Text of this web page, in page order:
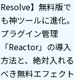
Resolve】無料版で
も神ツールに進化。
プラグイン管理
「Reactor」の導入
方法と、絶対入れる
べき無料エフェクト